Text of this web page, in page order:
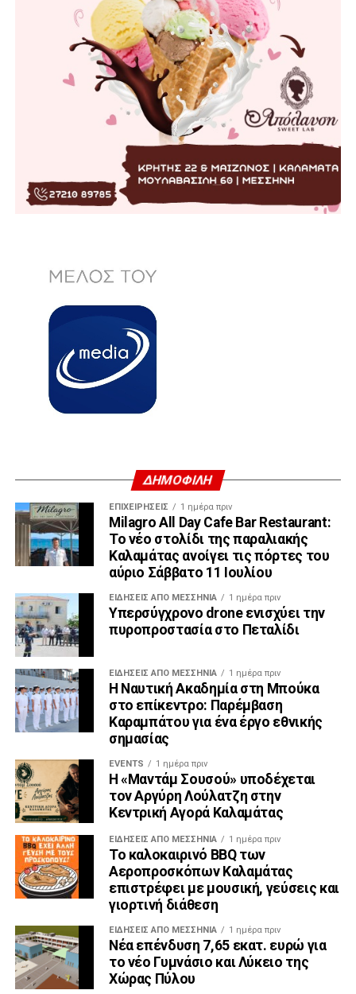
ΔΗΜΟΦΙΛΗ
ΕΠΙΧΕΙΡΉΣΕΙΣ 1 ημέρα πριν
Milagro All Day Cafe Bar Restaurant:
Το νέο στολίδι της παραλιακής
Καλαμάτας ανοίγει τις πόρτες του
αύριο Σάββατο 11 Ιουλίου
ΕΙΔΉΣΕΙΣ ΑΠΟ ΜΕΣΣΗΝΊΑ 1 ημέρα πριν
Υπερσύγχρονο drone ενισχύει την
πυροπροστασία στο Πεταλίδι
ΕΙΔΉΣΕΙΣ ΑΠΟ ΜΕΣΣΗΝΊΑ 1 ημέρα πριν
Η Ναυτική Ακαδημία στη Μπούκα
στο επίκεντρο: Παρέμβαση
Καραμπάτου για ένα έργο εθνικής
σημασίας
EVENTS 1 ημέρα πριν
Η «Μαντάμ Σουσού» υποδέχεται
τον Αργύρη Λούλατζη στην
Κεντρική Αγορά Καλαμάτας
ΕΙΔΉΣΕΙΣ ΑΠΟ ΜΕΣΣΗΝΊΑ 1 ημέρα πριν
Το καλοκαιρινό BBQ των
Αεροπροσκόπων Καλαμάτας
επιστρέφει με μουσική, γεύσεις και
γιορτινή διάθεση
ΕΙΔΉΣΕΙΣ ΑΠΟ ΜΕΣΣΗΝΊΑ 1 ημέρα πριν
Νέα επένδυση 7,65 εκατ. ευρώ για
το νέο Γυμνάσιο και Λύκειο της
Χώρας Πύλου